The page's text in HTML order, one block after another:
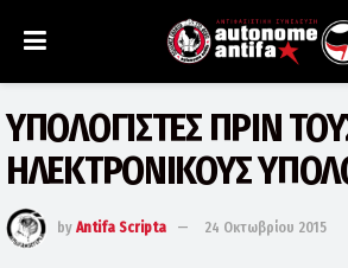
ΥΠΟΛΟΓΙΣΤΕΣ ΠΡΙΝ
ΗΛΕΚΤΡΟΝΙΚΟΥΣ
by Antifa Scripta 24 Οκτωβρίου 2015